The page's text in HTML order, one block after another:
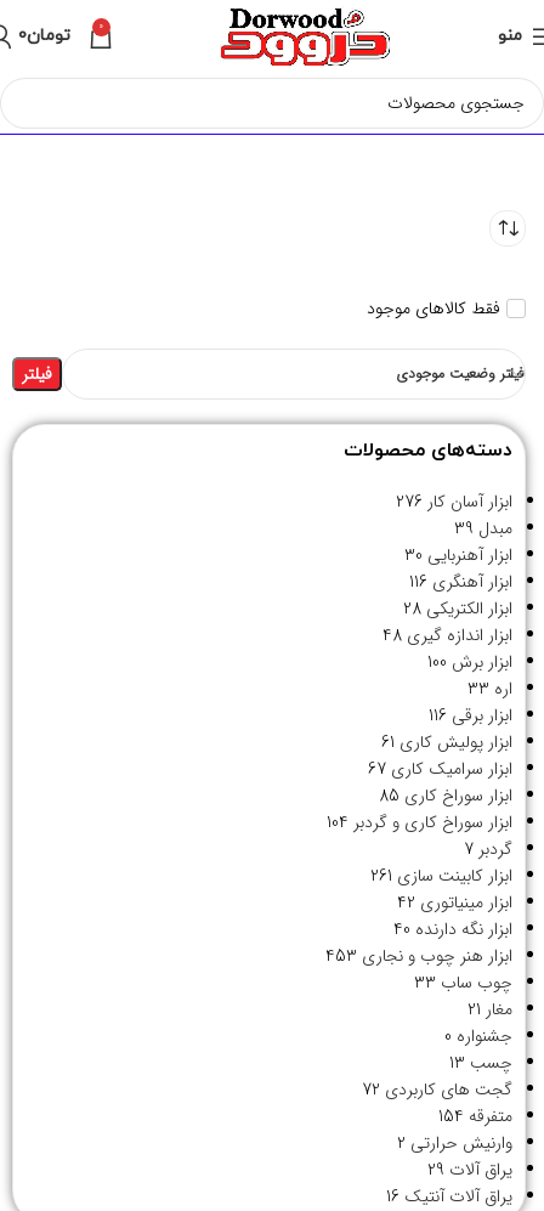
منو 0 تومان0
فقط کالاهای موجود
فیلتر وضعیت موجودی فیلتر
دسته‌های محصولات
ابزار آسان کار 276
مبدل 39
ابزار آهنربایی 30
ابزار آهنگری 116
ابزار الکتریکی 28
ابزار اندازه گیری 48
ابزار برش 100
اره 33
ابزار برقی 116
ابزار پولیش کاری 61
ابزار سرامیک کاری 67
ابزار سوراخ کاری 85
ابزار سوراخ کاری و گردبر 104
گردبر 7
ابزار کابینت سازی 261
ابزار مینیاتوری 42
ابزار نگه دارنده 40
ابزار هنر چوب و نجاری 453
چوب ساب 33
مغار 21
جشنواره 0
چسب 13
گجت های کاربردی 72
متفرقه 154
وارنیش حرارتی 2
یراق آلات 29
یراق آلات آنتیک 16